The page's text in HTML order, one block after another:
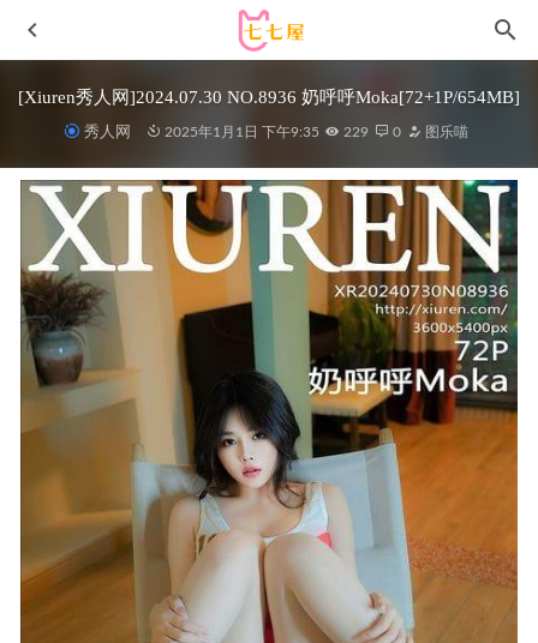
[Xiuren秀人网]2024.07.30 NO.8936 奶呼呼Moka[72+1P/654MB]
秀人网 2025年1月1日 下午9:35 229 0 图乐喵
[Xiuren秀人网]2025.09.04 NO.10728 尹甜甜[70P/768.80MB]
2026-04-11
Quan冉有点饿 NO.07 异世界舅妈[110P-704M] 2023-10-25
尤蜜荟 – 2021.02.05 VOL.599 朱可儿Flower[158+1P1.47G]
[Xiuren秀人网]2025.07.25 NO.10589 鱼子酱
Fish[80+1P/797MB]
2026-02-19
[XIAOYU语画界]2021.09.27 VOL.623 林星阑[73+1P／
2023-01-06